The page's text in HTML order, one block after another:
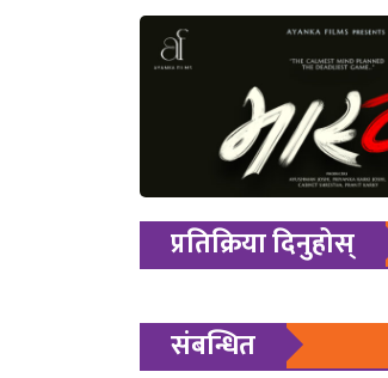
प्रतिक्रिया दिनुहोस्
संबन्धित